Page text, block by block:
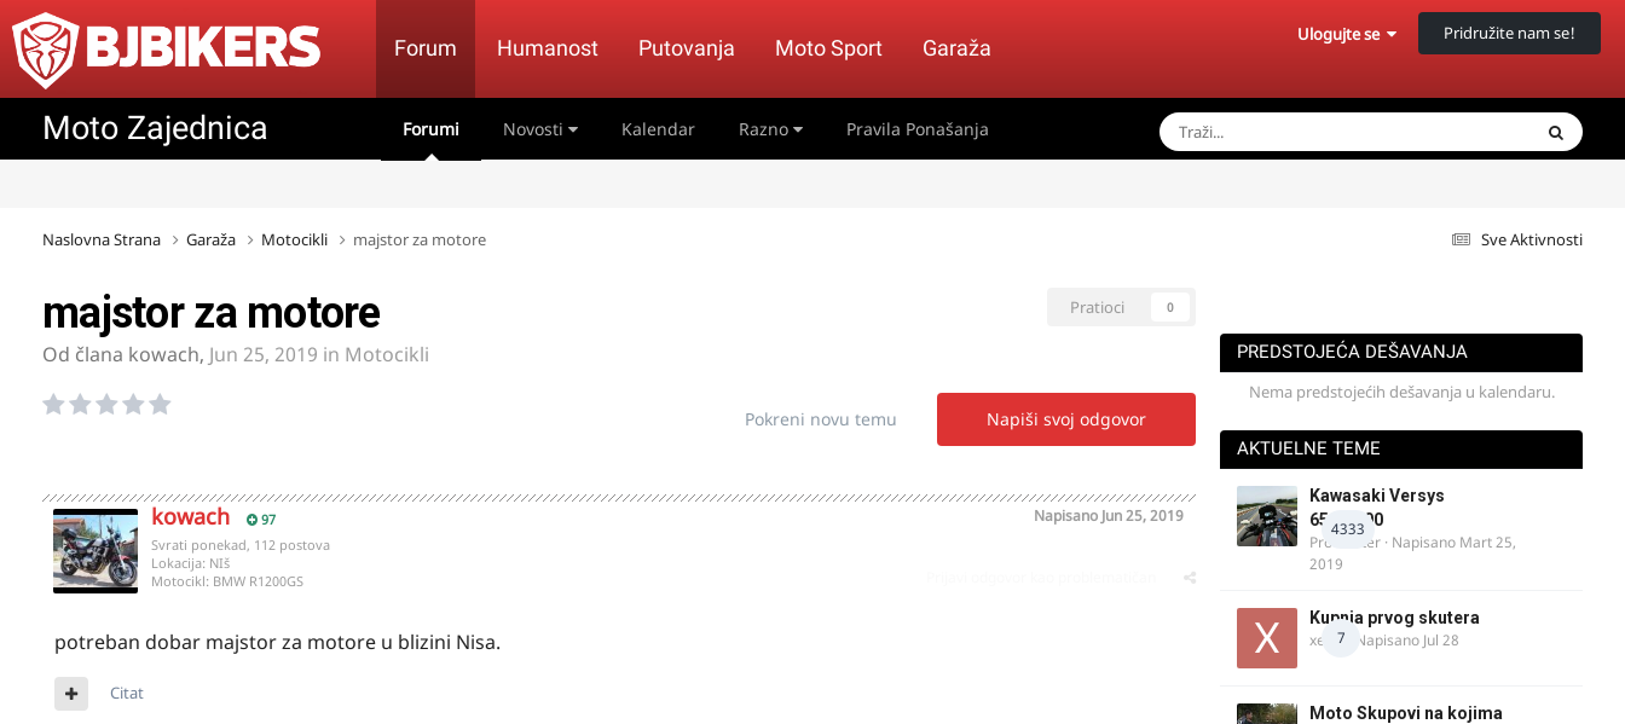
Forum Humanost Putovanja Moto Sport Garaža
Ulogujte se Pridružite nam se!
Moto Zajednica Forumi Novosti Kalendar Razno Pravila Ponašanja
Sve Aktivnosti
Naslovna Strana Garaža Motocikli majstor za motore
Pratioci 0
majstor za motore
Od člana kowach, Jun 25, 2019 in Motocikli
Napiši svoj odgovor
Pokreni novu temu
kowach 97 Napisano Jun 25, 2019
Svrati ponekad, 112 postova
Lokacija: NIš
Motocikl: BMW R1200GS
potreban dobar majstor za motore u blizini Nisa.
Citat
PREDSTOJEĆA DEŠAVANJA
Nema predstojećih dešavanja u kalendaru.
AKTUELNE TEME
4333
Kawasaki Versys
650/1000
ProMaster · Napisano Mart 25,
2019
7
Kupnja prvog skutera
xertq · Napisano Jul 28
Moto Skupovi na kojima